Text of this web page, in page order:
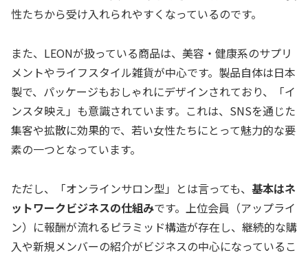
性たちから受け入れられやすくなっているのです。
また、LEONが扱っている商品は、美容・健康系のサプリ
メントやライフスタイル雑貨が中心です。製品自体は日本
製で、パッケージもおしゃれにデザインされており、「イ
ンスタ映え」も意識されています。これは、SNSを通じた
集客や拡散に効果的で、若い女性たちにとって魅力的な要
素の一つとなっています。
ただし、「オンラインサロン型」とは言っても、 基本はネ
ットワークビジネスの仕組みです。上位会員（アップライ
ン）に報酬が流れるピラミッド構造が存在し、継続的な購
入や新規メンバーの紹介がビジネスの中心になっているこ